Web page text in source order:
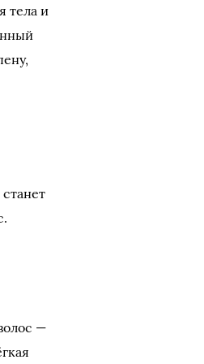
тела и
—